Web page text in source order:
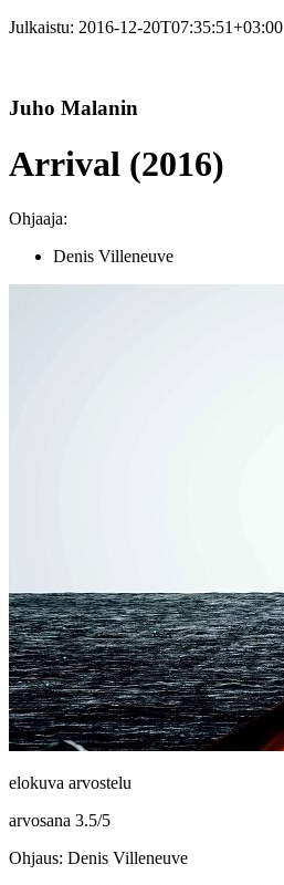
Julkaistu: 2016-12-20T07:35:51+03:00
Juho Malanin
Arrival (2016)
Ohjaaja:
Denis Villeneuve
elokuva arvostelu
arvosana 3.5/5
Ohjaus: Denis Villeneuve